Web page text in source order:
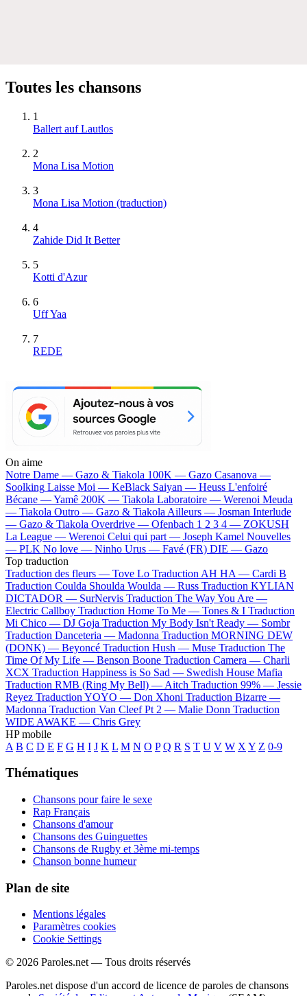
Toutes les chansons
1
Ballert auf Lautlos
2
Mona Lisa Motion
3
Mona Lisa Motion (traduction)
4
Zahide Did It Better
5
Kotti d'Azur
6
Uff Yaa
7
REDE
On aime
Notre Dame — Gazo & Tiakola 100K — Gazo Casanova —
Soolking Laisse Moi — KeBlack Saiyan — Heuss L'enfoiré
Bécane —Yamê 200K — Tiakola Laboratoire — Werenoi Meuda
— Tiakola Outro — Gazo & Tiakola Ailleurs — Josman Interlude
— Gazo & Tiakola Overdrive — Ofenbach 1 2 3 4 — ZOKUSH
La League — Werenoi Celui qui part — Joseph Kamel Nouvelles
— PLK No love — Ninho Urus — Favé (FR) DIE — Gazo
Top traduction
Traduction des fleurs — Tove Lo Traduction AH HA — Cardi B
Traduction Coulda Shoulda Woulda — Russ Traduction KYLIAN
DICTADOR — SurNervis Traduction The Way You Are —
Electric Callboy Traduction Home To Me — Tones & I Traduction
Mi Chico — DJ Goja Traduction My Body Isn't Ready — Sombr
Traduction Danceteria — Madonna Traduction MORNING DEW
(DONK) — Beyoncé Traduction Hush — Muse Traduction The
Time Of My Life — Benson Boone Traduction Camera — Charli
XCX Traduction Happiness is So Sad — Swedish House Mafia
Traduction RMB (Ring My Bell) — Aitch Traduction 99% — Jessie
Reyez Traduction YOYO — Don Xhoni Traduction Bizarre —
Madonna Traduction Van Cleef Pt 2 — Malie Donn Traduction
WIDE AWAKE — Chris Grey
HP mobile
A B C D E F G H I J K L M N O P Q R S T U V W X Y Z 0-9
Thématiques
Chansons pour faire le sexe
Rap Français
Chansons d'amour
Chansons des Guinguettes
Chansons de Rugby et 3ème mi-temps
Chanson bonne humeur
Plan de site
Mentions légales
Paramètres cookies
Cookie Settings
© 2026 Paroles.net — Tous droits réservés
Paroles.net dispose d'un accord de licence de paroles de chansons